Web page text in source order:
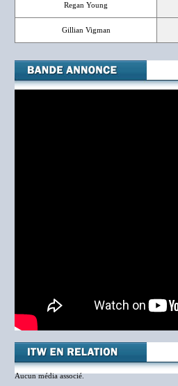
Regan Young
Gillian Vigman
Aucun média associé.